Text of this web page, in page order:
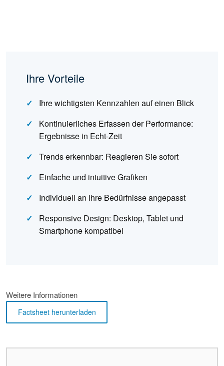
Ihre Vorteile
Ihre wichtigsten Kennzahlen auf einen Blick
Kontinuierliches Erfassen der Performance:
Ergebnisse in Echt-Zeit
Trends erkennbar: Reagieren Sie sofort
Einfache und intuitive Grafiken
Individuell an Ihre Bedürfnisse angepasst
Responsive Design: Desktop, Tablet und
Smartphone kompatibel
Weitere Informationen
Factsheet herunterladen